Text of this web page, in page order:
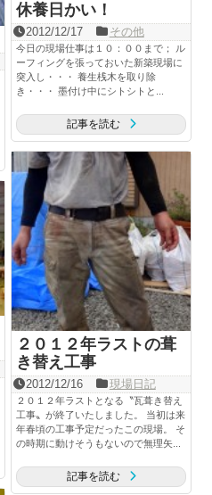
休養日かい！
2012/12/17 その他
今日の現場仕事は１０：００まで； ル
ーフィングを張っておいた新築現場に
突入し・・・ 養生桟木を取り除
き・・・ 墨付け中にシトシトと...
記事を読む
２０１２年ラストの葺
き替え工事
2012/12/16 現場日記
２０１２年ラストとなる〝瓦葺き替え
工事〟が終了いたしました。 当初は来
年春頃の工事予定だったこの現場。 そ
の時期に動けそうもないので無理矢...
記事を読む